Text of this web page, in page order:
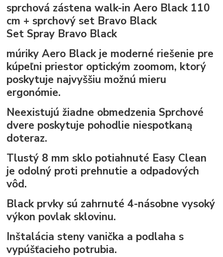
sprchová zástena walk-in Aero Black 110
cm + sprchový set Bravo Black
Set Spray Bravo Black
múrikyAero Black je moderné riešenie pre
kúpeľni priestor optickým zoomom, ktorý
poskytuje najvyššiu možnú mieru
ergonómie.
Neexistujú žiadne obmedzenia Sprchové
dvere poskytuje pohodlie niespotkaną
doteraz.
Tlustý 8 mmsklo potiahnuté Easy Clean
je odolný proti prehnutie a odpadových
vôd.
Black prvky sú zahrnuté4-násobnevysoký
výkon povlak sklovinu.
Inštalácia stenyvanička a podlahas
vypúšťacieho potrubia.